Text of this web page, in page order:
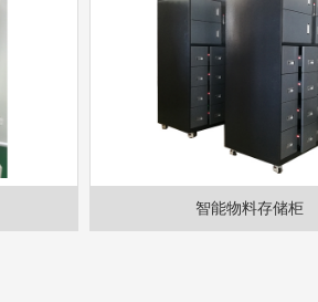
智能物料存储柜